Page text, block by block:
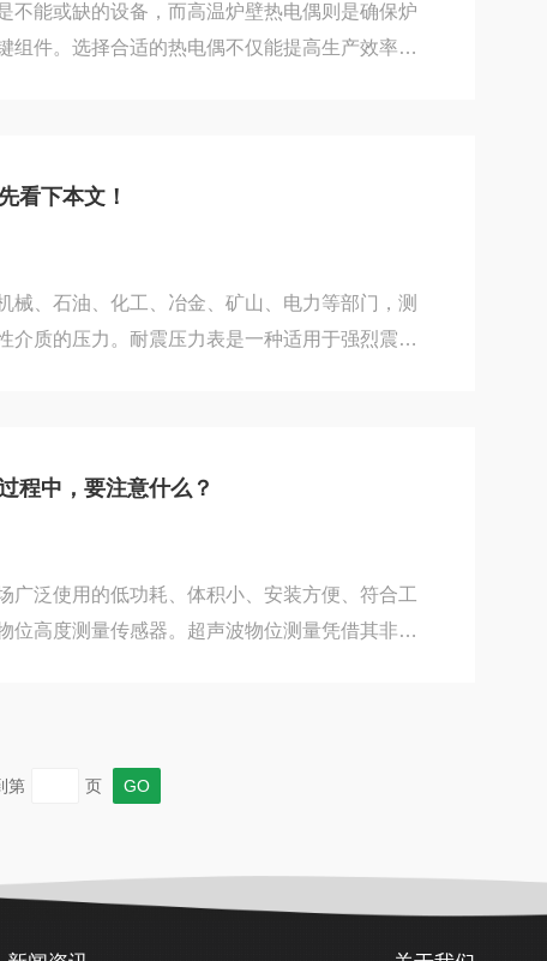
不能或缺的设备，而高温炉壁热电偶则是确保炉
组件。选择合适的热电偶不仅能提高生产效率，
工作。因此，根据高温炉的实际工作温度选择
要。其次，要考虑产品的精度和稳定性。在高温
受...
看下本文！
械、石油、化工、冶金、矿山、电力等部门，测
介质的压力。耐震压力表是一种适用于强烈震动
无法测量出准确的数值。该压力表能测气体、液
克服强烈脉冲及环境震动对仪表带来的损害，确
耐震压力表时...
程中，要注意什么？
广泛使用的低功耗、体积小、安装方便、符合工
位高度测量传感器。超声波物位测量凭借其非接
、带背光的液晶显示器，可按标准工程单位进行
计的过程中，应注意：1、如要测量腐蚀性介
第 页